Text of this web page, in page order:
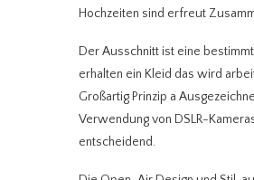
Hochzeiten sind erfreut
Der Ausschnitt ist eine
erhalten ein Kleid das wird
Großartig Prinzip a
Verwendung von DSLR-
entscheidend.